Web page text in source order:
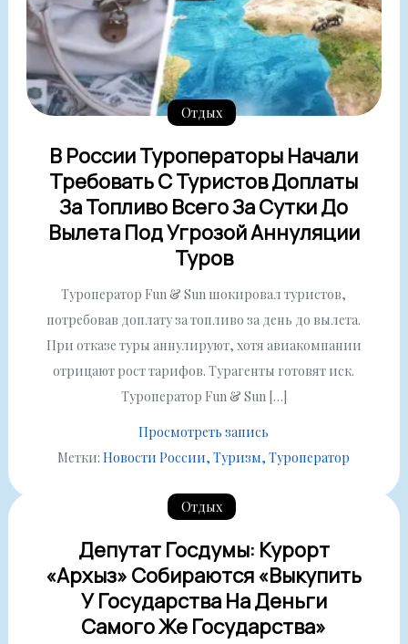
Отдых
В России Туроператоры Начали
Требовать С Туристов Доплаты
За Топливо Всего За Сутки До
Вылета Под Угрозой Аннуляции
Туров
Туроператор Fun & Sun шокировал туристов,
потребовав доплату за топливо за день до вылета.
При отказе туры аннулируют, хотя авиакомпании
отрицают рост тарифов. Турагенты готовят иск.
Туроператор Fun & Sun […]
Просмотреть запись
Метки:Новости России Туризм Туроператор
Отдых
Депутат Госдумы: Курорт
«Архыз» Собираются «выкупить
У Государства На Деньги
Самого Же Государства»